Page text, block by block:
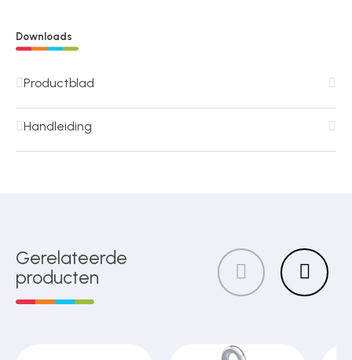
Downloads
Productblad
Handleiding
Gerelateerde
producten